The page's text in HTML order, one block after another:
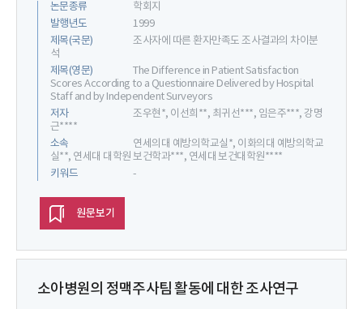
논문종류
학회지
발행년도
1999
제목(국문)
조사자에 따른 환자만족도 조사결과의 차이분
석
제목(영문)
The Difference in Patient Satisfaction
Scores According to a Questionnaire Delivered by Hospital
Staff and by Independent Surveyors
저자
조우현*, 이선희**, 최귀선***, 임은주***, 강명
근****
소속
연세의대 예방의학교실*, 이화의대 예방의학교
실**, 연세대 대학원 보건학과***, 연세대 보건대학원****
키워드
-
원문보기
소아병원의 정맥주사팀 활동에 대한 조사연구